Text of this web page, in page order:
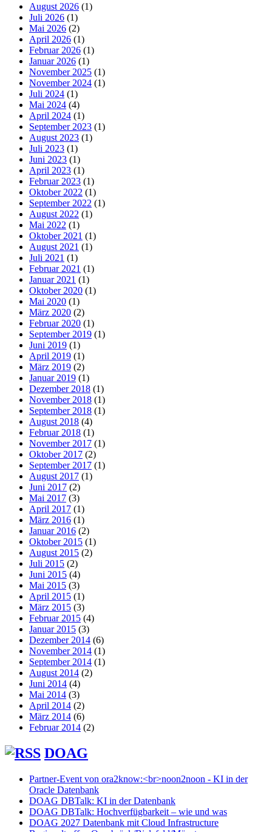
August 2026 (1)
Juli 2026 (1)
Mai 2026 (2)
April 2026 (1)
Februar 2026 (1)
Januar 2026 (1)
November 2025 (1)
November 2024 (1)
Juli 2024 (1)
Mai 2024 (4)
April 2024 (1)
September 2023 (1)
August 2023 (1)
Juli 2023 (1)
Juni 2023 (1)
April 2023 (1)
Februar 2023 (1)
Oktober 2022 (1)
September 2022 (1)
August 2022 (1)
Mai 2022 (1)
Oktober 2021 (1)
August 2021 (1)
Juli 2021 (1)
Februar 2021 (1)
Januar 2021 (1)
Oktober 2020 (1)
Mai 2020 (1)
März 2020 (2)
Februar 2020 (1)
September 2019 (1)
Juni 2019 (1)
April 2019 (1)
März 2019 (2)
Januar 2019 (1)
Dezember 2018 (1)
November 2018 (1)
September 2018 (1)
August 2018 (4)
Februar 2018 (1)
November 2017 (1)
Oktober 2017 (2)
September 2017 (1)
August 2017 (1)
Juni 2017 (2)
Mai 2017 (3)
April 2017 (1)
März 2016 (1)
Januar 2016 (2)
Oktober 2015 (1)
August 2015 (2)
Juli 2015 (2)
Juni 2015 (4)
Mai 2015 (3)
April 2015 (1)
März 2015 (3)
Februar 2015 (4)
Januar 2015 (3)
Dezember 2014 (6)
November 2014 (1)
September 2014 (1)
August 2014 (2)
Juni 2014 (4)
Mai 2014 (3)
April 2014 (2)
März 2014 (6)
Februar 2014 (2)
DOAG
Partner-Event von ora2know:<br>noon2noon - KI in der
Oracle Datenbank
DOAG DBTalk: KI in der Datenbank
DOAG DBTalk: Hochverfügbarkeit – wie und was
DOAG 2027 Datenbank mit Cloud Infrastructure